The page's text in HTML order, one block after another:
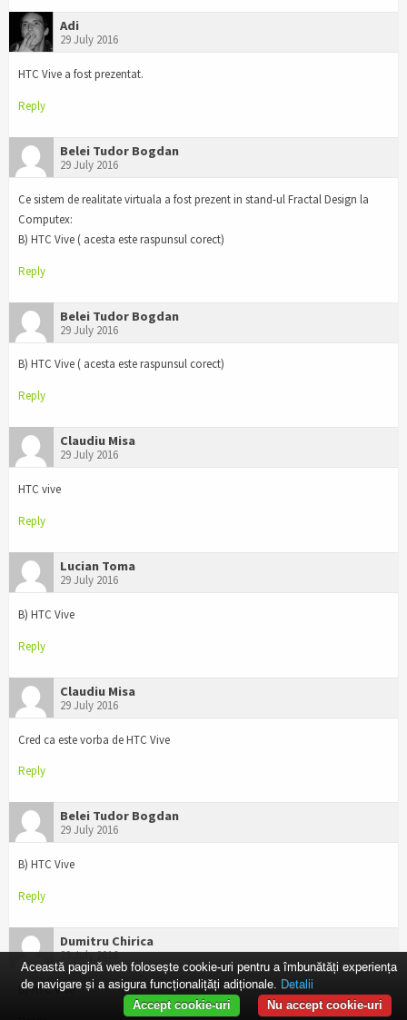
Adi
29 July 2016
HTC Vive a fost prezentat.
Reply
Belei Tudor Bogdan
29 July 2016
Ce sistem de realitate virtuala a fost prezent in stand-ul Fractal Design la
Computex:
B) HTC Vive ( acesta este raspunsul corect)
Reply
Belei Tudor Bogdan
29 July 2016
B) HTC Vive ( acesta este raspunsul corect)
Reply
Claudiu Misa
29 July 2016
HTC vive
Reply
Lucian Toma
29 July 2016
B) HTC Vive
Reply
Claudiu Misa
29 July 2016
Cred ca este vorba de HTC Vive
Reply
Belei Tudor Bogdan
29 July 2016
B) HTC Vive
Reply
Dumitru Chirica
29 July 2016
B) HTC Vive
Această pagină web folosește cookie-uri pentru a îmbunătăți experiența
de navigare și a asigura funcționalițăți adiționale. Detalii
Nu accept cookie-uri
Accept cookie-uri